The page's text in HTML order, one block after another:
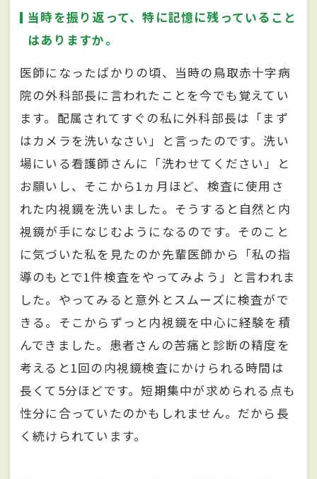
当時を振り返って、特に記憶に残っていること
はありますか。
医師になったばかりの頃、当時の鳥取赤十字病
院の外科部長に言われたことを今でも覚えてい
ます。配属されてすぐの私に外科部長は「まず
はカメラを洗いなさい」と言ったのです。洗い
場にいる看護師さんに「洗わせてください」と
お願いし、そこから1ヵ月ほど、検査に使用さ
れた内視鏡を洗いました。そうすると自然と内
視鏡が手になじむようになるのです。そのこと
に気づいた私を見たのか先輩医師から「私の指
導のもとで1件検査をやってみよう」と言われま
した。やってみると意外とスムーズに検査がで
きる。そこからずっと内視鏡を中心に経験を積
んできました。患者さんの苦痛と診断の精度を
考えると1回の内視鏡検査にかけられる時間は
長くて5分ほどです。短期集中が求められる点も
性分に合っていたのかもしれません。だから長
く続けられています。